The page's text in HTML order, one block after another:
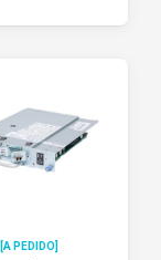
[A PEDIDO]